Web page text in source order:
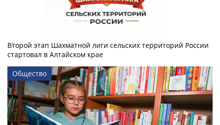
Второй этап Шахматной лиги сельских территорий России
стартовал в Алтайском крае
Общество